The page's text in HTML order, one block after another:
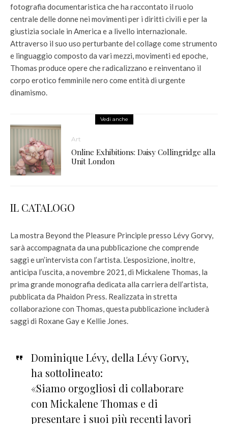
fotografia documentaristica che ha raccontato il ruolo
centrale delle donne nei movimenti per i diritti civili e per la
giustizia sociale in America e a livello internazionale.
Attraverso il suo uso perturbante del collage come strumento
e linguaggio composto da vari mezzi, movimenti ed epoche,
Thomas produce opere che radicalizzano e reinventano il
corpo erotico femminile nero come entità di urgente
dinamismo.
Vedi anche
Art
Online Exhibitions: Daisy Collingridge alla
Unit London
IL CATALOGO
La mostra Beyond the Pleasure Principle presso Lévy Gorvy,
sarà accompagnata da una pubblicazione che comprende
saggi e un’intervista con l’artista. L’esposizione, inoltre,
anticipa l’uscita, a novembre 2021, di Mickalene Thomas, la
prima grande monografia dedicata alla carriera dell’artista,
pubblicata da Phaidon Press. Realizzata in stretta
collaborazione con Thomas, questa pubblicazione includerà
saggi di Roxane Gay e Kellie Jones.
Dominique Lévy, della Lévy Gorvy,
ha sottolineato:
«Siamo orgogliosi di collaborare
con Mickalene Thomas e di
presentare i suoi più recenti lavori